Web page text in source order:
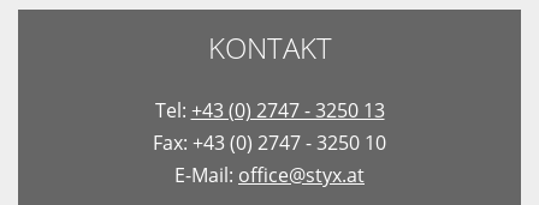
KONTAKT
Tel: +43 (0) 2747 - 3250 13
Fax: +43 (0) 2747 - 3250 10
E-Mail: office@styx.at